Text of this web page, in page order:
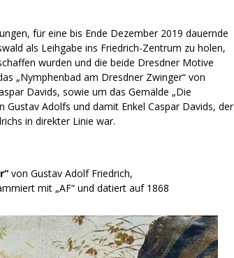
für eine bis Ende Dezember 2019 dauernde
als Leihgabe ins Friedrich-Zentrum zu holen,
wurden und die beide Dresdner Motive
„Nymphenbad am Dresdner Zwinger“ von
Davids, sowie um das Gemälde „Die
Gustav Adolfs und damit Enkel Caspar Davids, der
in direkter Linie war.
von Gustav Adolf Friedrich,
mit „AF“ und datiert auf 1868